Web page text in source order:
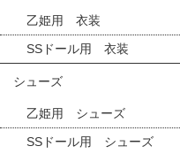
乙姫用 衣装
SSドール用 衣装
シューズ
乙姫用 シューズ
SSドール用 シューズ